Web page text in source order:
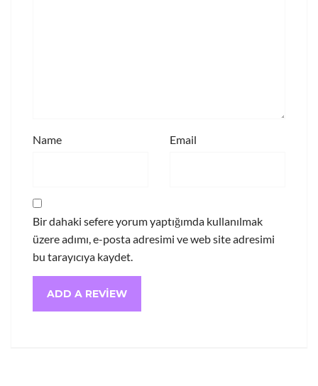
Name Email
Bir dahaki sefere yorum yaptığımda kullanılmak
üzere adımı, e-posta adresimi ve web site adresimi
bu tarayıcıya kaydet.